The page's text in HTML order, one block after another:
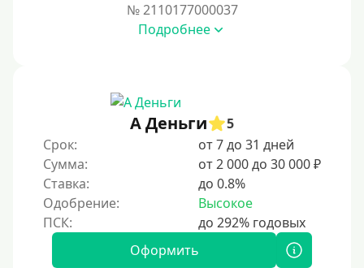
№ 2110177000037
Подробнее
А Деньги
5
Срок:
от 7 до 31 дней
Сумма:
от 2 000 до 30 000 ₽
Ставка:
до 0.8%
Одобрение:
Высокое
Оформить